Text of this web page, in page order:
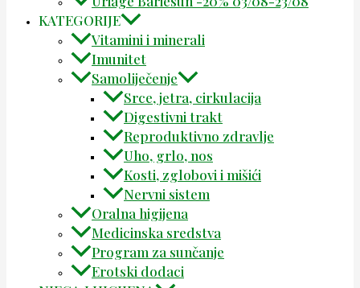
KATEGORIJE
Vitamini i minerali
Imunitet
Samoliječenje
Srce, jetra, cirkulacija
Digestivni trakt
Reproduktivno zdravlje
Uho, grlo, nos
Kosti, zglobovi i mišići
Nervni sistem
Oralna higijena
Medicinska sredstva
Program za sunčanje
Erotski dodaci